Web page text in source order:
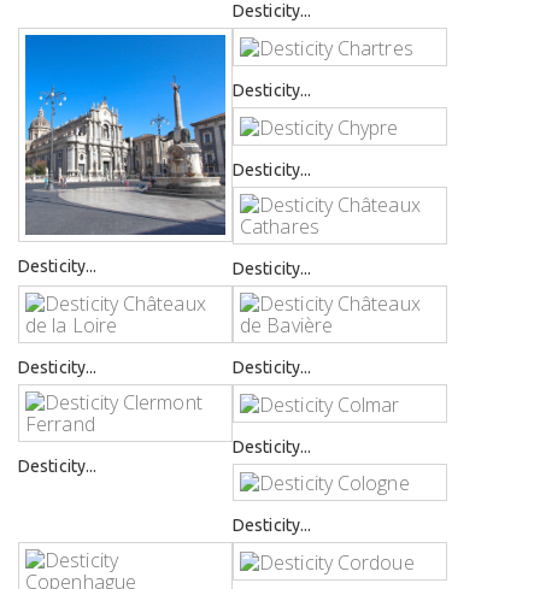
Desticity...
Desticity...
Desticity...
Desticity...
Desticity...
Desticity... Desticity...
Desticity...
Desticity...
Desticity...